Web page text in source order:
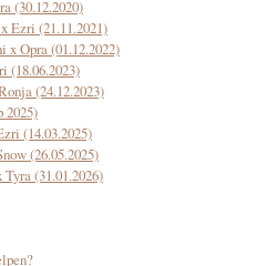
(30.12.2020)
Ezri (21.11.2021)
x Opra (01.12.2022)
(18.06.2023)
(24.12.2023)
2025)
(14.03.2025)
(26.05.2025)
(31.01.2026)